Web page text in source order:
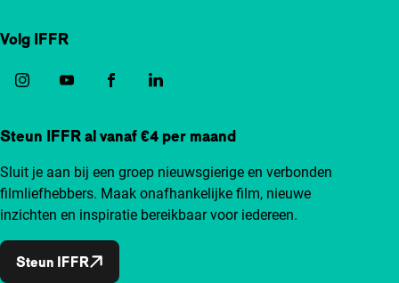
Volg IFFR
Steun IFFR al vanaf €4 per maand
Sluit je aan bij een groep nieuwsgierige en verbonden
filmliefhebbers. Maak onafhankelijke film, nieuwe
inzichten en inspiratie bereikbaar voor iedereen.
Steun IFFR